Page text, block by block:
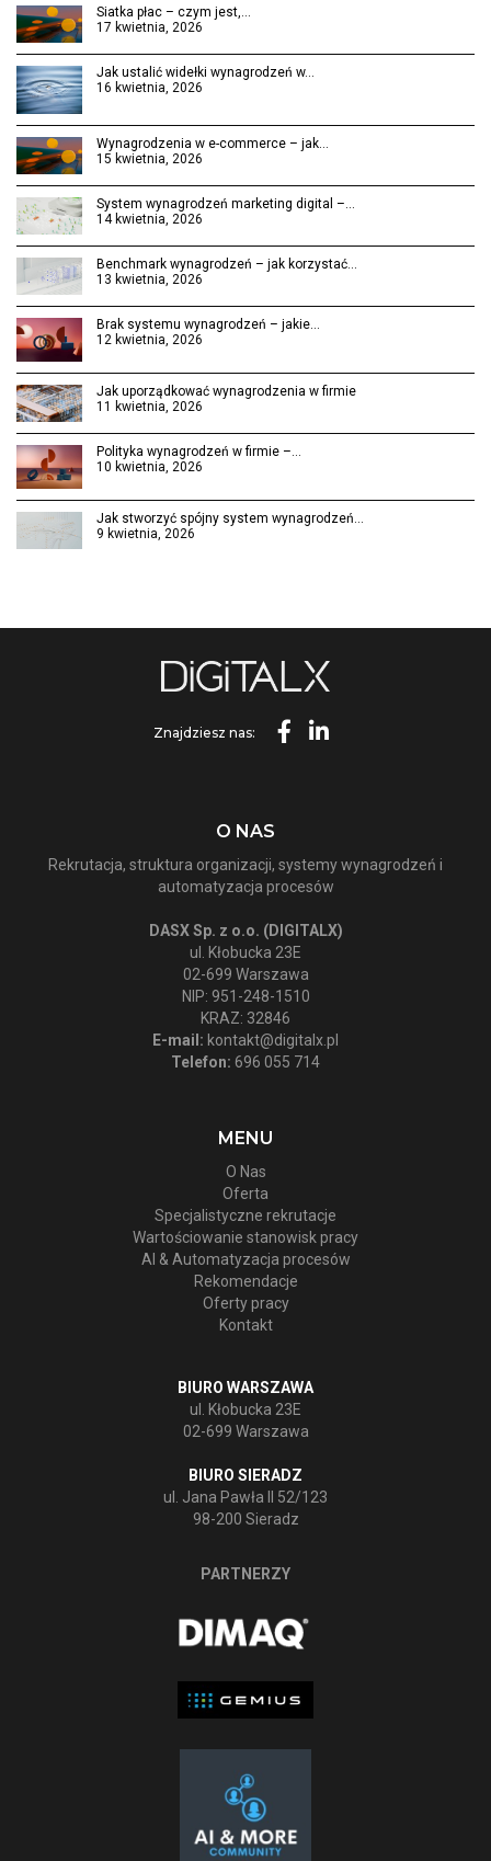
Siatka płac – czym jest,…
17 kwietnia, 2026
Jak ustalić widełki wynagrodzeń w…
16 kwietnia, 2026
Wynagrodzenia w e-commerce – jak…
15 kwietnia, 2026
System wynagrodzeń marketing digital –…
14 kwietnia, 2026
Benchmark wynagrodzeń – jak korzystać…
13 kwietnia, 2026
Brak systemu wynagrodzeń – jakie…
12 kwietnia, 2026
Jak uporządkować wynagrodzenia w firmie
11 kwietnia, 2026
Polityka wynagrodzeń w firmie –…
10 kwietnia, 2026
Jak stworzyć spójny system wynagrodzeń…
9 kwietnia, 2026
Znajdziesz nas:
O NAS
Rekrutacja, struktura organizacji, systemy wynagrodzeń i
automatyzacja procesów
DASX Sp. z o.o. (DIGITALX)
ul. Kłobucka 23E
02-699 Warszawa
NIP: 951-248-1510
KRAZ: 32846
E-mail: kontakt@digitalx.pl
Telefon: 696 055 714
MENU
O Nas
Oferta
Specjalistyczne rekrutacje
Wartościowanie stanowisk pracy
AI & Automatyzacja procesów
Rekomendacje
Oferty pracy
Kontakt
BIURO WARSZAWA
ul. Kłobucka 23E
02-699 Warszawa
BIURO SIERADZ
ul. Jana Pawła II 52/123
98-200 Sieradz
PARTNERZY